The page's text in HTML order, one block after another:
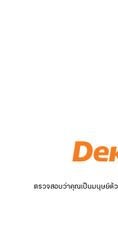
ตรวจสอบว่าคุณเป็นมนุษย์ด้ว